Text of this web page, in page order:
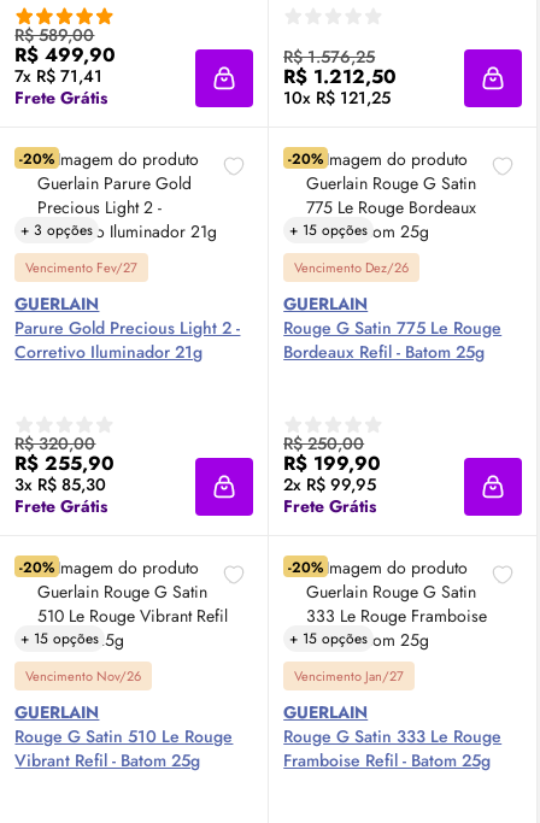
R$ 589,00
R$ 499,90
7x R$ 71,41
Frete Grátis
Adicionar à sacola
R$ 1.576,25
R$ 1.212,50
10x R$ 121,25
-20%
+ 3 opções
Vencimento Fev/27
GUERLAIN
Parure Gold Precious Light 2 -
Corretivo Iluminador 21g
R$ 320,00
R$ 255,90
3x R$ 85,30
Frete Grátis
Adicionar à sacola
-20%
+ 15 opções
Vencimento Dez/26
GUERLAIN
Rouge G Satin 775 Le Rouge
Bordeaux Refil - Batom 25g
R$ 250,00
R$ 199,90
2x R$ 99,95
Frete Grátis
-20%
+ 15 opções
Vencimento Nov/26
GUERLAIN
Rouge G Satin 510 Le Rouge
Vibrant Refil - Batom 25g
-20%
+ 15 opções
Vencimento Jan/27
GUERLAIN
Rouge G Satin 333 Le Rouge
Framboise Refil - Batom 25g